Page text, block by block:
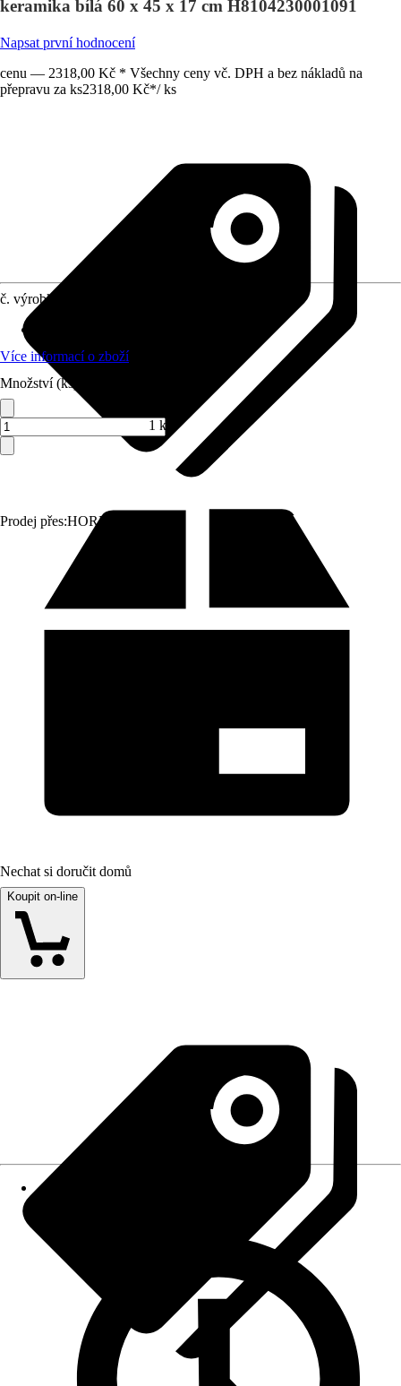
keramika bílá 60 x 45 x 17 cm H8104230001091
Napsat první hodnocení
cenu — 2318,00 Kč * Všechny ceny vč. DPH a bez nákladů na
přepravu za ks2318,00 Kč*/ ks
Prodej přes:HORNBACH
č. výrobku
Více informací o zboží
Množství (ks)
1 ks
Nechat si doručit domů
Koupit on-line